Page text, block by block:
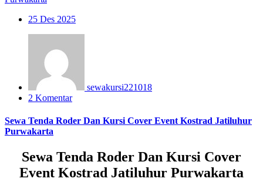
25 Des 2025
sewakursi221018
2 Komentar
Sewa Tenda Roder Dan Kursi Cover Event Kostrad Jatiluhur
Purwakarta
Sewa Tenda Roder Dan Kursi Cover
Event Kostrad Jatiluhur Purwakarta